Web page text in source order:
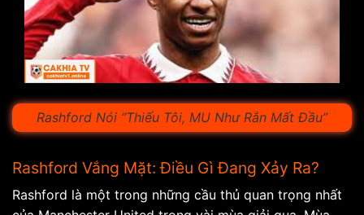
Rashford Nói “Thiếu Tôi, MU Như Rắn Mất Đầu”
Rashford Vắng Mặt: Điều Gì Đang Xảy Ra?
Rashford là một trong những cầu thủ quan trọng nhất